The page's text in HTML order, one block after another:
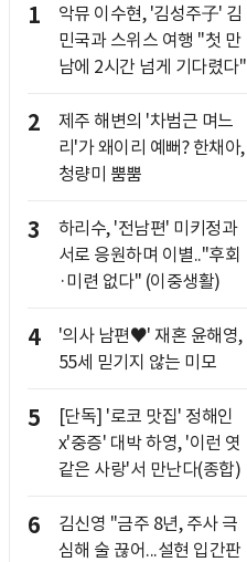
1
악뮤 이수현, '김성주子' 김
민국과 스위스 여행 "첫 만
남에 2시간 넘게 기다렸다"
2
제주 해변의 '차범근 며느
리'가 왜이리 예뻐? 한채아,
청량미 뿜뿜
3
하리수, '전남편' 미키정과
서로 응원하며 이별.."후회
·미련 없다" (이중생활)
4
'의사 남편♥' 재혼 윤해영,
55세 믿기지 않는 미모
5
[단독] '로코 맛집' 정해인
x'중증' 대박 하영, '이런 엿
같은 사랑'서 만난다(종합)
6
김신영 "금주 8년, 주사 극
심해 술 끊어...설현 입간판